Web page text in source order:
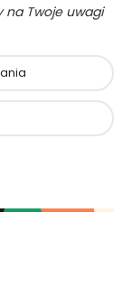
na Twoje uwagi